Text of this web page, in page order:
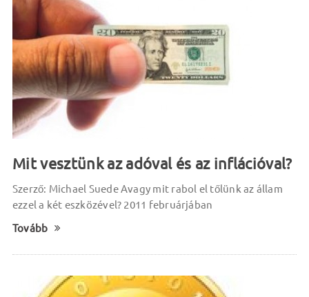
Mit vesztünk az adóval és az inflációval?
Szerző: Michael Suede Avagy mit rabol el tőlünk az állam
ezzel a két eszközével? 2011 februárjában
Tovább